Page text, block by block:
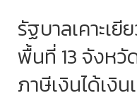
รัฐบาลเคาะเยี
พื้นที่ 13 จังหวั
ภาษีเงินได้เงิน